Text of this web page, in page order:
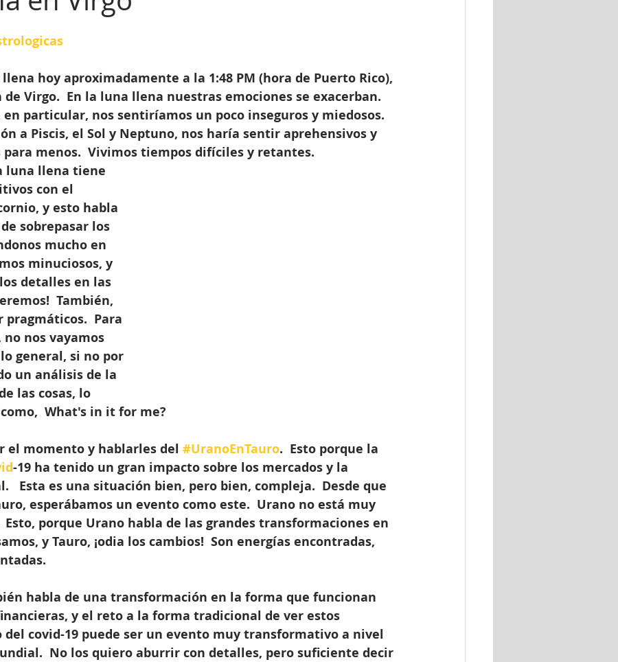
Virgo.  En la luna llena nuestras emociones se exacerban.
particular, nos sentiríamos un poco inseguros y miedosos.
a Piscis, el Sol y Neptuno, nos haría sentir aprehensivos y
para menos.  Vivimos tiempos difíciles y retantes.
luna llena tiene
con el
y esto habla
sobrepasar los
mucho en
minuciosos, y
detalles en las
También,
Para
no nos vayamos
general, si no por
un análisis de la
las cosas, lo
What's in it for me?
el momento y hablarles del #UranoEnTauro.  Esto porque la
-19 ha tenido un gran impacto sobre los mercados y la
Esta es una situación bien, pero bien, compleja.  Desde que
esperábamos un evento como este.  Urano no está muy
Esto, porque Urano habla de las grandes transformaciones en
y Tauro, ¡odia los cambios!  Son energías encontradas,
habla de una transformación en la forma que funcionan
y el reto a la forma tradicional de ver estos
del covid-19 puede ser un evento muy transformativo a nivel
No los quiero aburrir con detalles, pero suficiente decir